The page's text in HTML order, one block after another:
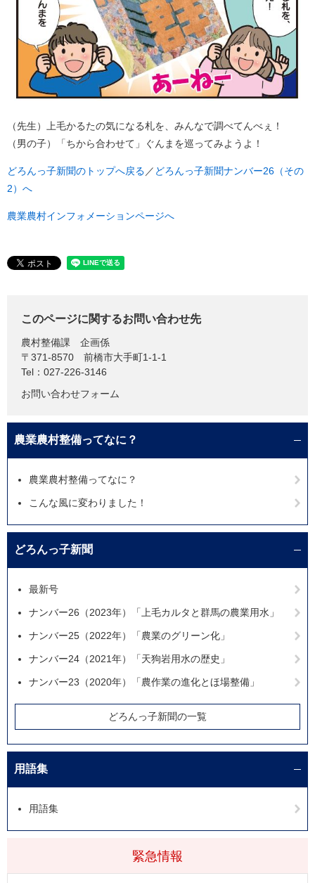
（先生）上毛かるたの気になる札を、みんなで調べてんべぇ！
（男の子）「ちから合わせて」ぐんまを巡ってみようよ！
どろんっ子新聞のトップへ戻る／ どろんっ子新聞ナンバー26（その
2）へ
農業農村インフォメーションページへ
このページに関するお問い合わせ先
農村整備課
企画係
〒371-8570
前橋市大手町1-1-1
Tel：027-226-3146
お問い合わせフォーム
緊急情報
農業農村整備ってなに？
農業農村整備ってなに？
こんな風に変わりました！
どろんっ子新聞
最新号
ナンバー26（2023年）「上毛カルタと群馬の農業用水」
ナンバー25（2022年）「農業のグリーン化」
ナンバー24（2021年）「天狗岩用水の歴史」
ナンバー23（2020年）「農作業の進化とほ場整備」
どろんっ子新聞の一覧
用語集
用語集